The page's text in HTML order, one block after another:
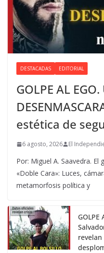
DESTACADAS EDITORIAL
GOLPE AL
estética de
6 agosto, 2026 El
Por: Miguel A. Saavedra.
«Doble Cara»: Luces,
metamorfosis política y
GOLPE